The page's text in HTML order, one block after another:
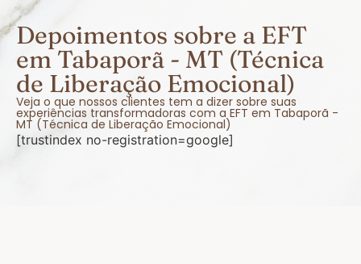
Depoimentos sobre a EFT
em Tabaporã - MT (Técnica
de Liberação Emocional)
Veja o que nossos clientes tem a dizer sobre suas
experiências transformadoras com a EFT em Tabaporã -
MT (Técnica de Liberação Emocional)
[trustindex no-registration=google]